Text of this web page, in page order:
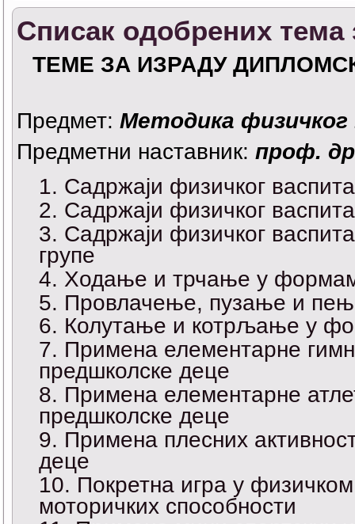
Списак одобрених тема
ТЕМЕ ЗА ИЗРАДУ
Предмет: Методика физичког
Предметни наставник: проф.
Садржаји физичког
Садржаји физичког
Садржаји физичког
групе
Ходање и трчање у
Провлачење, пузање и
Колутање и котрљање у
Примена елементарне
предшколске деце
Примена елементарне
предшколске деце
Примена плесних
деце
Покретна игра у
моторичких способности